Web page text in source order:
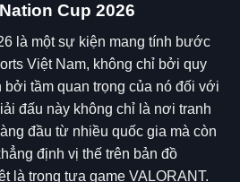
Cup 2026
là một sự kiện mang tính bước
Việt Nam, không chỉ bởi quy
bởi tầm quan trọng của nó đối với
đấu này không chỉ là nơi tranh
đầu từ nhiều quốc gia mà còn
định vị thế trên bản đồ
là trong tựa game VALORANT.